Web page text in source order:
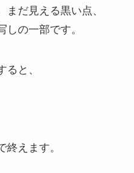
だ見える黒い点、
の一部です。
と、
えます。